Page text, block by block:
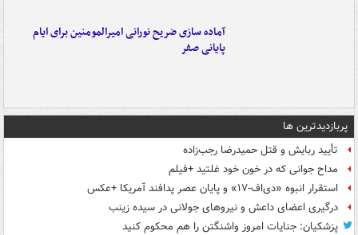
آماده سازی ضریح نورانی امیرالمومنین برای ایام
پایانی صفر
پربازدیدترین ها
تأیید ربایش و قتل حمیدرضا رجب‌زاده
مداح جوانی که در خون خود غلتید +فیلم
استقرار انبوه «دی‌اف‑۱۷» و پایان عصر پدافند آمریکا +عکس
درگیری اعضای داعش و نیروهای جولانی در سیده زینب
پزشکیان: جنایات امروز واشنگتن را هم محکوم کنید